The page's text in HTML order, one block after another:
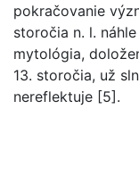
pokračovanie
storočia n. l.
mytológia,
13. storočia, už
nereflektuje [5].